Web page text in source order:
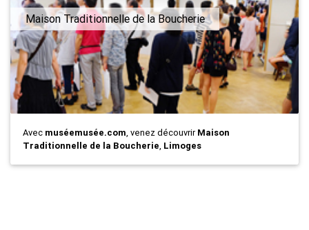
Maison Traditionnelle de la Boucherie
Avec muséemusée.com, venez découvrirMaison
Traditionnelle de la Boucherie, Limoges